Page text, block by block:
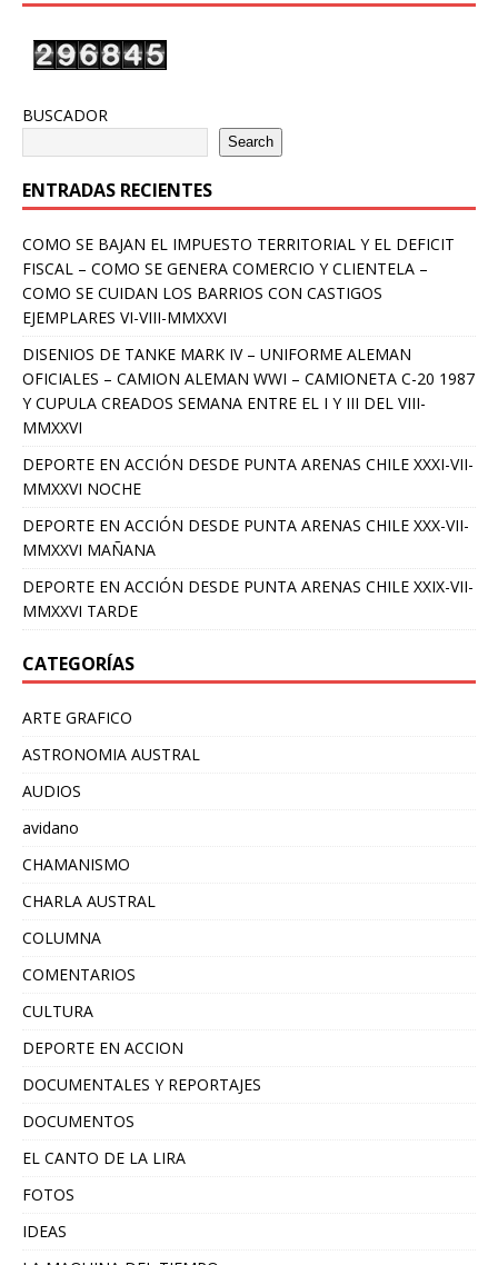
BUSCADOR
Search
ENTRADAS RECIENTES
COMO SE BAJAN EL IMPUESTO TERRITORIAL Y EL DEFICIT
FISCAL – COMO SE GENERA COMERCIO Y CLIENTELA –
COMO SE CUIDAN LOS BARRIOS CON CASTIGOS
EJEMPLARES VI-VIII-MMXXVI
DISENIOS DE TANKE MARK IV – UNIFORME ALEMAN
OFICIALES – CAMION ALEMAN WWI – CAMIONETA C-20 1987
Y CUPULA CREADOS SEMANA ENTRE EL I Y III DEL VIII-
MMXXVI
DEPORTE EN ACCIÓN DESDE PUNTA ARENAS CHILE XXXI-VII-
MMXXVI NOCHE
DEPORTE EN ACCIÓN DESDE PUNTA ARENAS CHILE XXX-VII-
MMXXVI MAÑANA
DEPORTE EN ACCIÓN DESDE PUNTA ARENAS CHILE XXIX-VII-
MMXXVI TARDE
CATEGORÍAS
ARTE GRAFICO
ASTRONOMIA AUSTRAL
AUDIOS
avidano
CHAMANISMO
CHARLA AUSTRAL
COLUMNA
COMENTARIOS
CULTURA
DEPORTE EN ACCION
DOCUMENTALES Y REPORTAJES
DOCUMENTOS
EL CANTO DE LA LIRA
FOTOS
IDEAS